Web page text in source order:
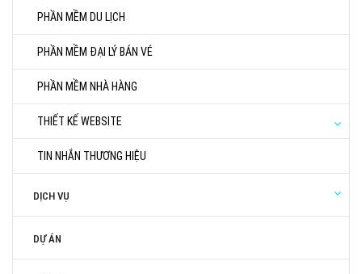
PHẦN MỀM DU LỊCH
PHẦN MỀM ĐẠI LÝ BÁN VÉ
PHẦN MỀM NHÀ HÀNG
THIẾT KẾ WEBSITE
TIN NHẮN THƯƠNG HIỆU
DỊCH VỤ
DỰ ÁN